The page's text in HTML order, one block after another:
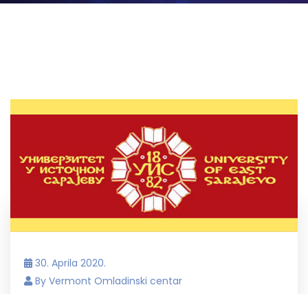
30. Aprila 2020.
By Vermont Omladinski centar